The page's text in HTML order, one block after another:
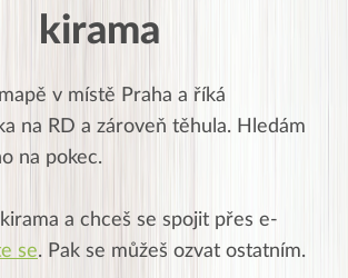
kirama
v místě Praha a říká
na RD a zároveň těhula. Hledám
na pokec.
kirama a chceš se spojit přes e-
se. Pak se můžeš ozvat ostatním.